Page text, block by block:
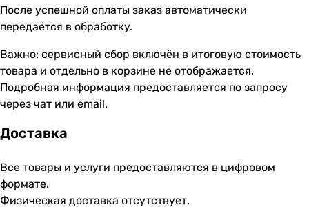
После успешной оплаты заказ автоматически
передаётся в обработку.
Важно: сервисный сбор включён в итоговую стоимость
товара и отдельно в корзине не отображается.
Подробная информация предоставляется по запросу
через чат или email.
Доставка
Все товары и услуги предоставляются в цифровом
формате.
Физическая доставка отсутствует.